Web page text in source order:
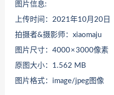
图片信息:
上传时间：2021年10月20日
拍摄者&摄影师：xiaomaju
图片尺寸：4000 × 3000像素
原图大小：1.562 MB
图片格式：image/jpeg图像